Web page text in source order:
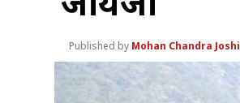
Mohan Chandra Joshi